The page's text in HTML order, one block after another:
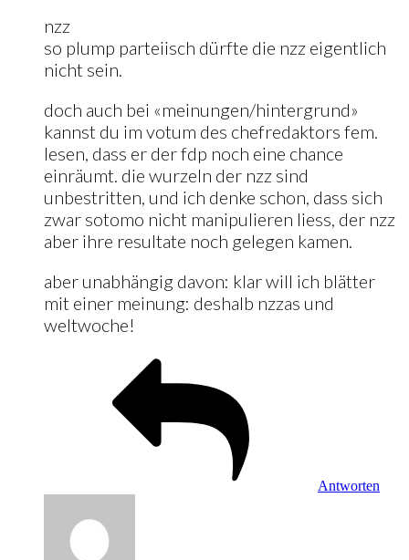
nzz
so plump parteiisch dürfte die nzz eigentlich
nicht sein.
doch auch bei «meinungen/hintergrund»
kannst du im votum des chefredaktors fem.
lesen, dass er der fdp noch eine chance
einräumt. die wurzeln der nzz sind
unbestritten, und ich denke schon, dass sich
zwar sotomo nicht manipulieren liess, der nzz
aber ihre resultate noch gelegen kamen.
aber unabhängig davon: klar will ich blätter
mit einer meinung: deshalb nzzas und
weltwoche!
Antworten